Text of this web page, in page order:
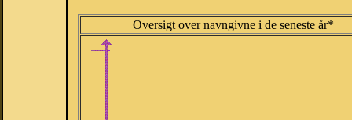
Oversigt over navngivne i de seneste år*